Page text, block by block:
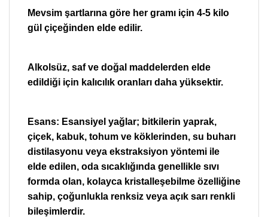
Mevsim şartlarına göre her gramı için 4-5 kilo
gül çiçeğinden elde edilir.
Alkolsüz, saf ve doğal maddelerden elde
edildiği için kalıcılık oranları daha yüksektir.
Esans: Esansiyel yağlar; bitkilerin yaprak,
çiçek, kabuk, tohum ve köklerinden, su buharı
distilasyonu veya ekstraksiyon yöntemi ile
elde edilen, oda sıcaklığında genellikle sıvı
formda olan, kolayca kristalleşebilme özelliğine
sahip, çoğunlukla renksiz veya açık sarı renkli
bileşimlerdir.